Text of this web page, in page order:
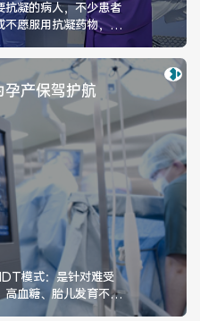
科研动态
新闻动态
抗凝的病人，不少患者
不愿服用抗凝药物，这
产保驾护航
模式：是针对难受
高血糖、胎儿发育不
设